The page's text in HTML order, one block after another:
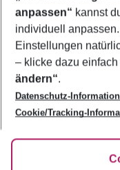
Footer
Footer navigation
Über uns
AGB
Bestpreisgarantie
Cookie-Einstellungen
Cookie-Richtlinie
Agenturbetreuung
Barrierefreies Reisen
FAQ
HanseMerkur
Folge uns
anpassen“ kannst
individuell
Einstellungen
– klicke dazu
ändern“.
Datenschutz-
Cookie/Tracking-